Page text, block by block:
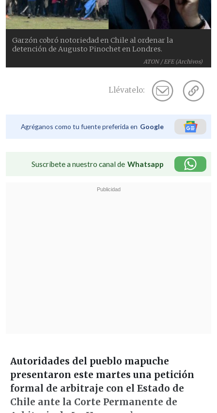
ATON / EFE (Archivos)
Garzón cobró notoriedad en Chile al ordenar la
detención de Augusto Pinochet en Londres.
Llévatelo:
Agréganos como tu fuente preferida en Google
Suscríbete a nuestro canal de Whatsapp
Autoridades del pueblo mapuche
presentaron este martes una petición
formal de arbitraje con el Estado de
Chile ante la Corte Permanente de